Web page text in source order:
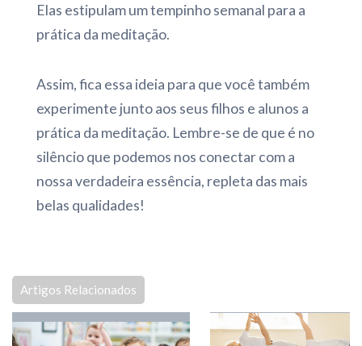
Elas estipulam um tempinho semanal para a
prática da meditação.
Assim, fica essa ideia para que você também
experimente junto aos seus filhos e alunos a
prática da meditação. Lembre-se de que é no
silêncio que podemos nos conectar com a
nossa verdadeira essência, repleta das mais
belas qualidades!
Artigos Relacionados